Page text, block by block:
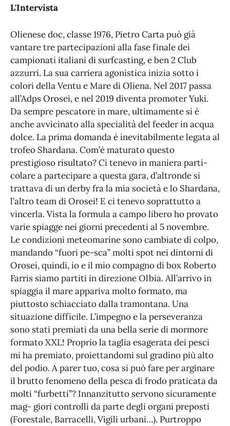
L'Intervista
Olienese doc, classe 1976, Pietro Carta può già
vantare tre partecipazioni alla fase finale dei
campionati italiani di surfcasting, e ben 2 Club
azzurri. La sua carriera agonistica inizia sotto i
colori della Ventu e Mare di Oliena. Nel 2017 passa
all’Adps Orosei, e nel 2019 diventa promoter Yuki.
Da sempre pescatore in mare, ultimamente si è
anche avvicinato alla specialità del feeder in acqua
dolce. La prima domanda è inevitabilmente legata al
trofeo Shardana. Com’è maturato questo
prestigioso risultato? Ci tenevo in maniera parti-
colare a partecipare a questa gara, d’altronde si
trattava di un derby fra la mia società e lo Shardana,
l’altro team di Orosei! E ci tenevo soprattutto a
vincerla. Vista la formula a campo libero ho provato
varie spiagge nei giorni precedenti al 5 novembre.
Le condizioni meteomarine sono cambiate di colpo,
mandando “fuori pe-sca” molti spot nei dintorni di
Orosei, quindi, io e il mio compagno di box Roberto
Farris siamo partiti in direzione Olbia. All’arrivo in
spiaggia il mare appariva molto formato, ma
piuttosto schiacciato dalla tramontana. Una
situazione difficile. L’impegno e la perseveranza
sono stati premiati da una bella serie di mormore
formato XXL! Proprio la taglia esagerata dei pesci
mi ha premiato, proiettandomi sul gradino più alto
del podio. A parer tuo, cosa si può fare per arginare
il brutto fenomeno della pesca di frodo praticata da
molti “furbetti”? Innanzitutto servono sicuramente
mag- giori controlli da parte degli organi preposti
(Forestale, Barracelli, Vigili urbani…). Purtroppo